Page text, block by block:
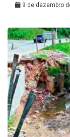
9 de dezembro